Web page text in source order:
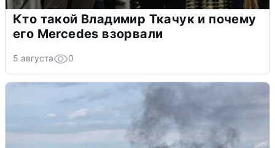
Кто такой Владимир Ткачук и почему
его Mercedes взорвали
5 августа 0